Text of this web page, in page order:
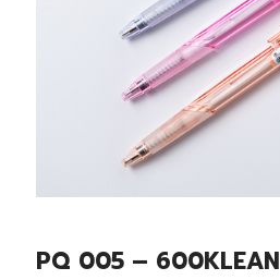
PQ 005 – 600KLEAN